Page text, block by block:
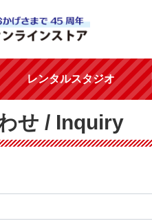
レンタルスタジオ
せ / Inquiry